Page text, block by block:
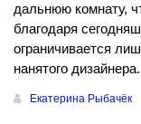
дальнюю комнату,
благодаря
ограничивается
нанятого дизайнера.
Екатерина Рыбачёк